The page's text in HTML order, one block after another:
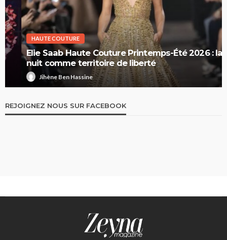
HAUTE COUTURE
Elie Saab Haute Couture Printemps-Été 2026 : la
nuit comme territoire de liberté
Jihène Ben Hassine
REJOIGNEZ NOUS SUR FACEBOOK